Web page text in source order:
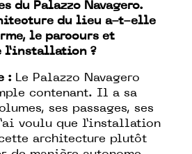
du Palazzo Navagero.
du lieu a-t-elle
le parcours et
l’installation ?
: Le Palazzo Navagero
contenant. Il a sa
ses passages, ses
voulu que l’installation
architecture plutôt